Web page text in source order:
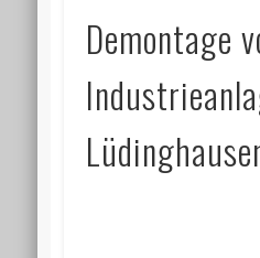
Demontage